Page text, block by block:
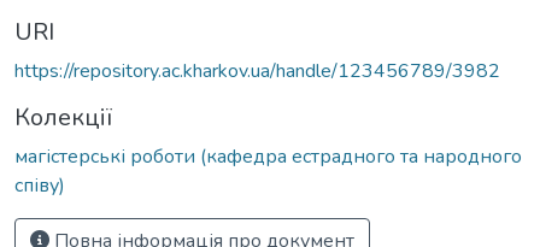
URI
https://repository.ac.kharkov.ua/handle/123456789/3982
Колекції
магістерські роботи (кафедра естрадного та народного
співу)
Повна інформація про документ